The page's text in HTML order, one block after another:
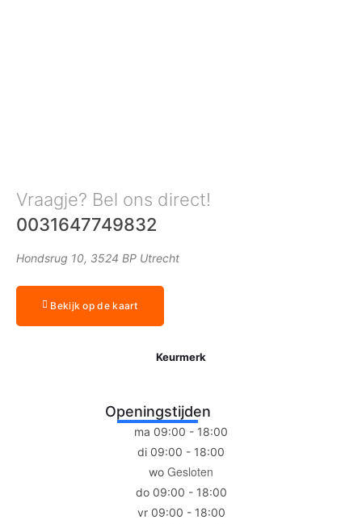
Vraagje? Bel ons direct!
0031647749832
Hondsrug 10, 3524 BP Utrecht
Bekijk op de kaart
Keurmerk
Openingstijden
ma 09:00 - 18:00
di 09:00 - 18:00
wo Gesloten
do 09:00 - 18:00
vr 09:00 - 18:00